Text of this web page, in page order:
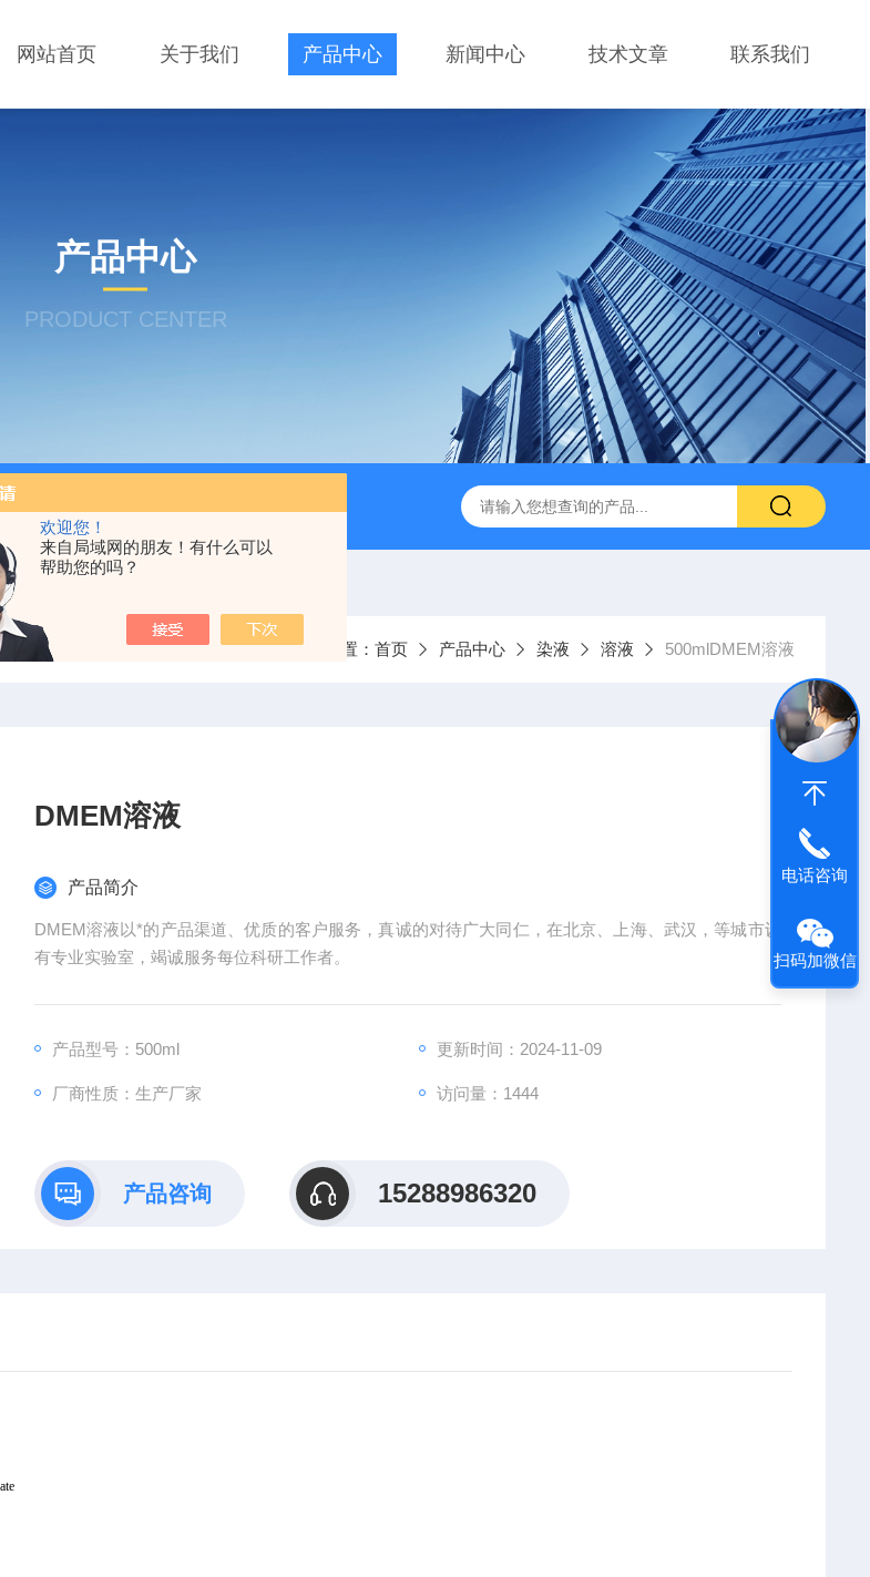
欢迎您！
来自局域网的朋友！有什么可以
帮助您的吗？
网站首页 关于我们 产品中心 新闻中心 技术文章 联系我们
产品中心
PRODUCT CENTER
增殖与细胞毒性检测试剂盒 48t/96t国产ELISA试剂盒,免费代测
当前位置： 首页 产品中心 染液 溶液 500mlDMEM溶液
DMEM溶液
产品简介
DMEM溶液以*的产品渠道、优质的客户服务，真诚的对待广大同仁，在北京、上海、武汉，等城市设
有专业实验室，竭诚服务每位科研工作者。
产品型号：500ml 更新时间：2024-11-09
厂商性质：生产厂家 访问量：1444
产品咨询 15288986320
电话咨询
扫码加微信